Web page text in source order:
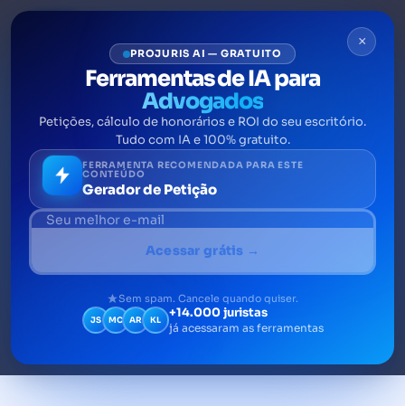
Bens impenhoráveis: o que
você precisa saber sobre
Descubra tudo sobre bens impenhoráveis e
como eles protegem sua dignidade
financeira
e evite surpresas na execução de dívidas
×
PROJURIS AI — GRATUITO
Ferramentas de IA para
Advogados
Petições, cálculo de honorários e ROI do seu escritório.
Tudo com IA e 100% gratuito.
FERRAMENTA RECOMENDADA PARA ESTE
CONTEÚDO
Gerador de Petição
Acessar grátis →
Sem spam. Cancele quando quiser.
JS MC AR KL +14.000 juristas
já acessaram as ferramentas